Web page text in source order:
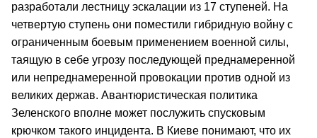
разработали лестницу эскалации из 17 ступеней. На
четвертую ступень они поместили гибридную войну с
ограниченным боевым применением военной силы,
таящую в себе угрозу последующей преднамеренной
или непреднамеренной провокации против одной из
великих держав. Авантюристическая политика
Зеленского вполне может послужить спусковым
крючком такого инцидента. В Киеве понимают, что их